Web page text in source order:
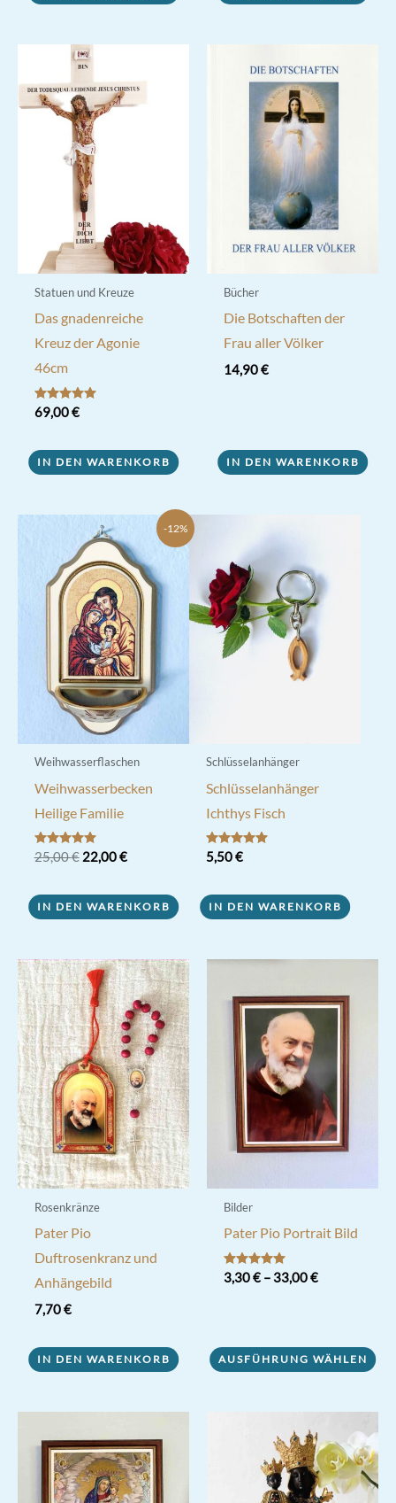
Statuen und Kreuze
Das gnadenreiche
Kreuz der Agonie
46cm
Bewertet mit
5.00
69,00€
IN DEN WARENKORB
Bücher
Die Botschaften der
Frau aller Völker
14,90€
IN DEN WARENKORB
-12%
Weihwasserflaschen
Weihwasserbecken
Heilige Familie
Bewertet mit
5.00
25,00€ Ursprünglicher
25,00 €
22,00€Aktueller
22,00 €.
IN DEN WARENKORB
Schlüsselanhänger
Schlüsselanhänger
Ichthys Fisch
Bewertet mit
5.00
5,50€
IN DEN WARENKORB
Rosenkränze
Pater Pio
Duftrosenkranz und
Anhängebild
7,70€
IN DEN WARENKORB
Bilder
Pater Pio Portrait Bild
Bewertet mit
5.00
3,30€– 33,00€
AUSFÜHRUNG WÄHLEN
weist
Optionen